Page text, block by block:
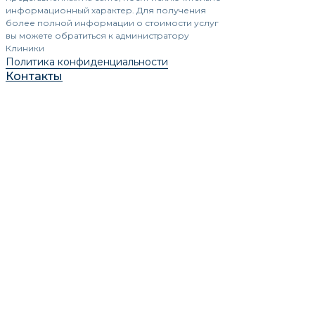
информационный характер. Для получения
более полной информации о стоимости услуг
вы можете обратиться к администратору
Клиники
Политика конфиденциальности
Контакты